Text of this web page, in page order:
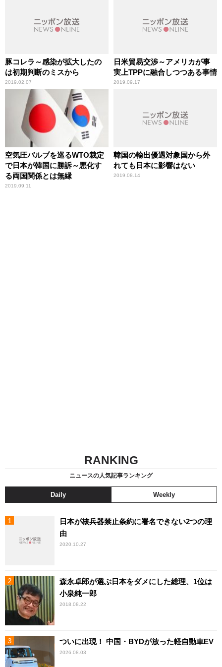
豚コレラ～感染が拡大したの
は初期判断のミスから
2019.02.07
日米貿易交渉～アメリカが事
実上TPPに融合しつつある事情
2019.09.17
空気圧バルブを巡るWTO裁定
で日本が韓国に勝訴～悪化す
る両国関係とは無縁
2019.09.11
韓国の輸出優遇対象国から外
れても日本に影響はない
2019.08.14
RANKING
ニュースの人気記事ランキング
Daily Weekly
日本が核兵器禁止条約に署名できない2つの理
由
2020.10.27
森永卓郎が選ぶ日本をダメにした総理、1位は
小泉純一郎
2018.08.22
ついに出現！ 中国・BYDが放った軽自動車EV
2026.08.03